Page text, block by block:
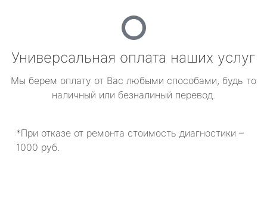
Универсальная оплата наших услуг
Мы берем оплату от Вас любыми способами, будь то
наличный или безналиный перевод.
*При отказе от ремонта стоимость диагностики –
1000 руб.